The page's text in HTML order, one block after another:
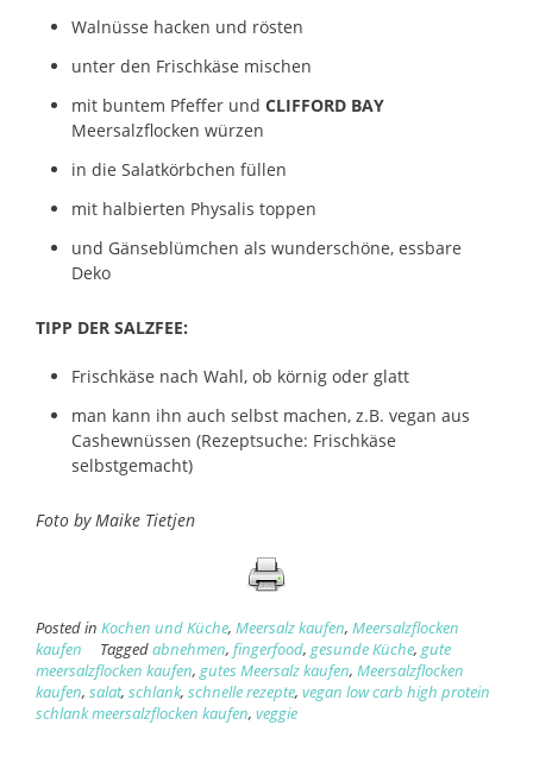
Walnüsse hacken und rösten
unter den Frischkäse mischen
mit buntem Pfeffer und CLIFFORD BAY
Meersalzflocken würzen
in die Salatkörbchen füllen
mit halbierten Physalis toppen
und Gänseblümchen als wunderschöne, essbare
Deko
TIPP DER SALZFEE:
Frischkäse nach Wahl, ob körnig oder glatt
man kann ihn auch selbst machen, z.B. vegan aus
Cashewnüssen (Rezeptsuche: Frischkäse
selbstgemacht)
Foto by Maike Tietjen
Posted in Kochen und Küche, Meersalz kaufen, Meersalzflocken
kaufen
Taggedabnehmen, fingerfood, gesunde Küche, gute
meersalzflocken kaufen, gutes Meersalz kaufen, Meersalzflocken
kaufen, salat, schlank, schnelle rezepte, vegan low carb high protein
schlank meersalzflocken kaufen, veggie